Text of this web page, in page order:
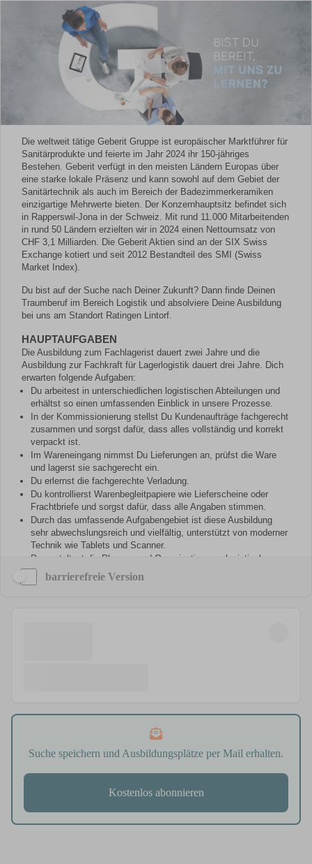
barrierefreie Version
Suche speichern und Ausbildungsplätze per Mail erhalten.
Kostenlos abonnieren